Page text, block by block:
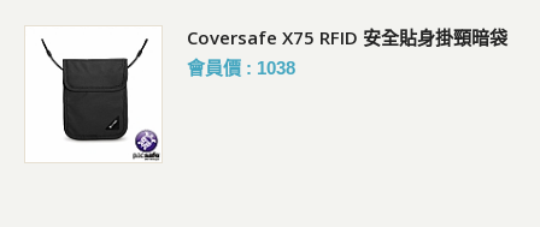
Coversafe X75 RFID 安全貼身掛頸暗袋
會員價 : 1038